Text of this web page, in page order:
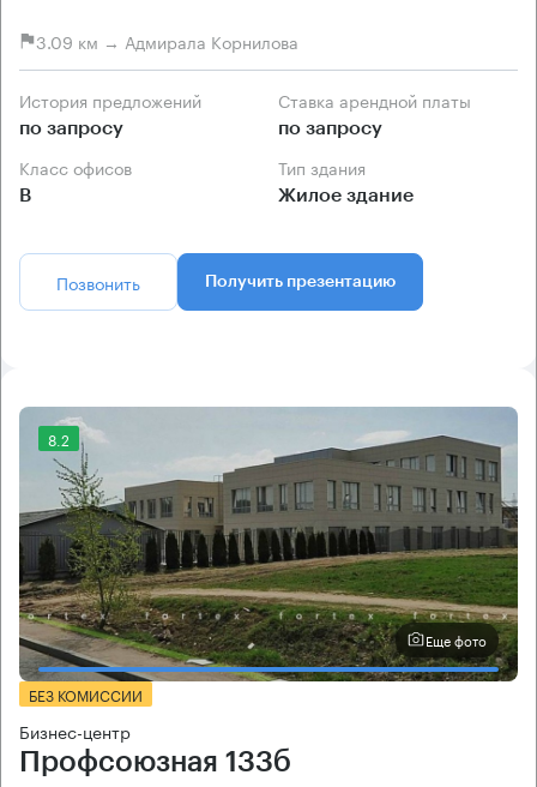
3.09 км → Адмирала Корнилова
История предложений
по запросу
Ставка арендной платы
по запросу
Класс офисов
B
Тип здания
Жилое здание
Позвонить Получить презентацию
8.2
Еще фото
БЕЗ КОМИССИИ
Бизнес-центр
Профсоюзная 133б